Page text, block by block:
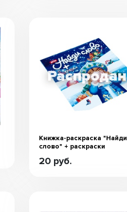
Книжка-раскраска "Найди
слово" + раскраски
20 руб.